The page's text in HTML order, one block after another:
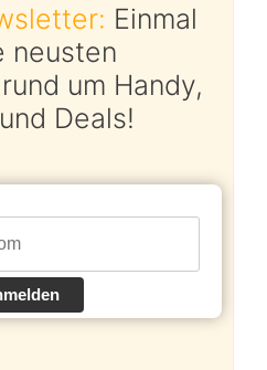
Einmal
neusten
um Handy,
Deals!